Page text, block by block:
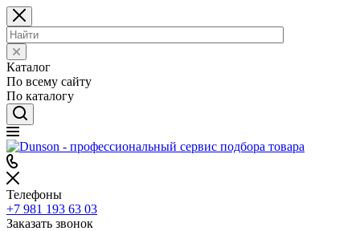
Каталог
По всему сайту
По каталогу
Телефоны
+7 981 193 63 03
Заказать звонок